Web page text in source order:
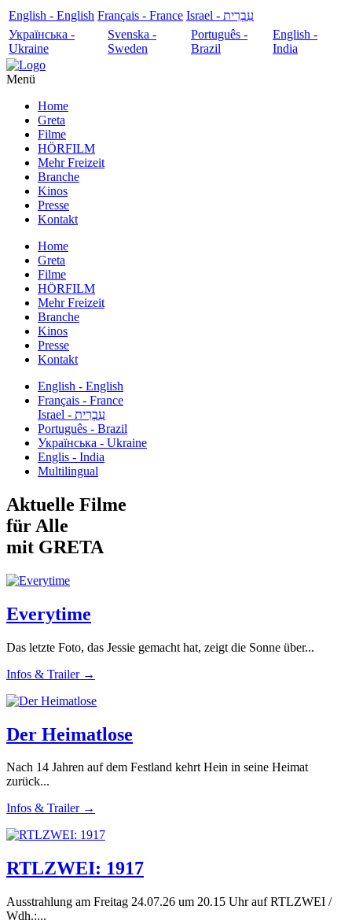
English - English Français - France
עִבְרִית - Israel
Українська -
Ukraine
Svenska -
Sweden
Português -
Brazil
English -
India
Menü
Home
Greta
Filme
HÖRFILM
Mehr Freizeit
Branche
Kinos
Presse
Kontakt
Home
Greta
Filme
HÖRFILM
Mehr Freizeit
Branche
Kinos
Presse
Kontakt
English - English
Français - France
עִבְרִית - Israel
Português - Brazil
Українська - Ukraine
Englis - India
Multilingual
Aktuelle Filme
für Alle
mit GRETA
Everytime
Das letzte Foto, das Jessie gemacht hat, zeigt die Sonne über...
Infos & Trailer →
Der Heimatlose
Nach 14 Jahren auf dem Festland kehrt Hein in seine Heimat
zurück...
Infos & Trailer →
RTLZWEI: 1917
Ausstrahlung am Freitag 24.07.26 um 20.15 Uhr auf RTLZWEI /
Wdh.:...